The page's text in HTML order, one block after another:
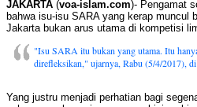
JAKARTA (voa-islam.com)- Pengamat
bahwa isu-isu SARA yang kerap muncul
Jakarta bukan arus utama di kompetisi
"Isu SARA itu bukan yang utama. Itu
direfleksikan," ujarnya, Rabu (5/4/2017),
Yang justru menjadi perhatian bagi